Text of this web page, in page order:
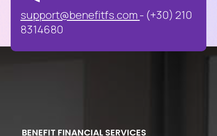
support@benefitfs.com - (+30) 210
8314680
BENEFIT FINANCIAL SERVICES